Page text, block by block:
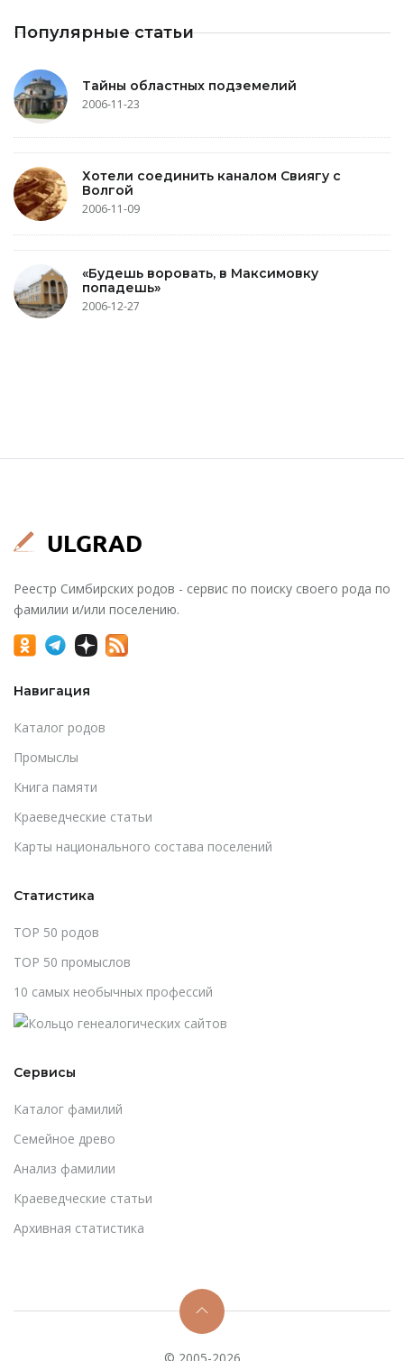
Популярные статьи
Тайны областных подземелий
2006-11-23
Хотели соединить каналом Свиягу с
Волгой
2006-11-09
«Будешь воровать, в Максимовку
попадешь»
2006-12-27
Реестр Симбирских родов - сервис по поиску своего рода по
фамилии и/или поселению.
Навигация
Каталог родов
Промыслы
Книга памяти
Краеведческие статьи
Карты национального состава поселений
Статистика
TOP 50 родов
TOP 50 промыслов
10 самых необычных профессий
Сервисы
Каталог фамилий
Cемейное древо
Анализ фамилии
Краеведческие статьи
Архивная статистика